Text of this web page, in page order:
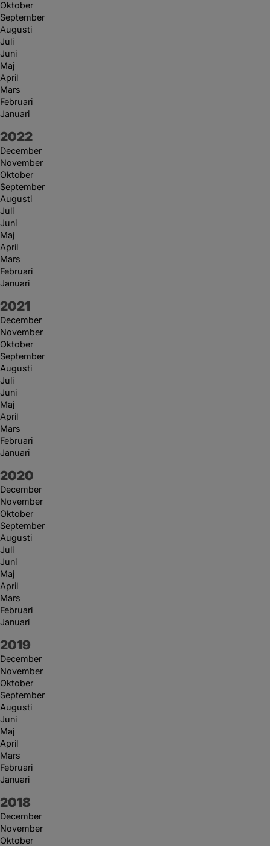
Oktober
September
Augusti
Juli
Juni
Maj
April
Mars
Februari
Januari
År:
2022
December
November
Oktober
September
Augusti
Juli
Juni
Maj
April
Mars
Februari
Januari
År:
2021
December
November
Oktober
September
Augusti
Juli
Juni
Maj
April
Mars
Februari
Januari
År:
2020
December
November
Oktober
September
Augusti
Juli
Juni
Maj
April
Mars
Februari
Januari
År:
2019
December
November
Oktober
September
Augusti
Juni
Maj
April
Mars
Februari
Januari
År:
2018
December
November
Oktober